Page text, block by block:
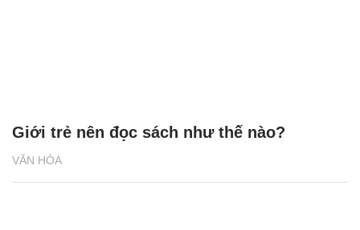
VĂN HÓA
Giới trẻ nên đọc sách như thế nào?